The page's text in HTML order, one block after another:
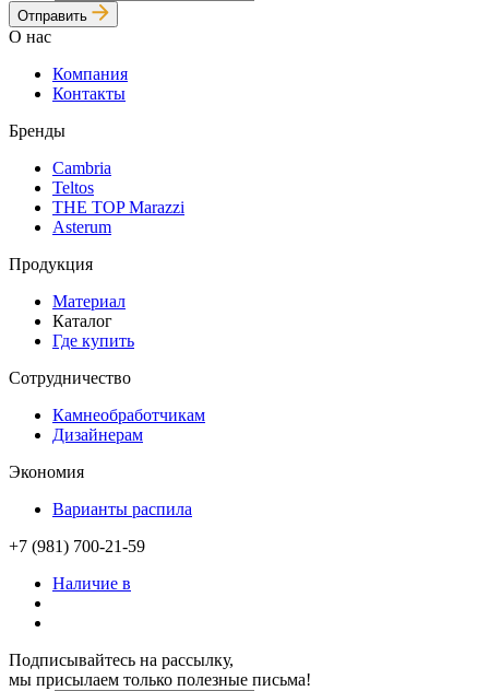
Отправить
О нас
Компания
Контакты
Бренды
Cambria
Teltos
THE TOP Marazzi
Asterum
Продукция
Материал
Каталог
Где купить
Сотрудничество
Камнеобработчикам
Дизайнерам
Экономия
Варианты распила
+7 (981) 700-21-59
Наличие в
Подписывайтесь на рассылку,
мы присылаем только полезные письма!